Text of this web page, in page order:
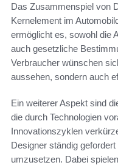
Das Zusammenspiel von
Kernelement im
ermöglicht es, sowohl die
auch gesetzliche
Verbraucher wünschen
aussehen, sondern auch
Ein weiterer Aspekt sind
die durch Technologien
Innovationszyklen
Designer ständig
umzusetzen. Dabei